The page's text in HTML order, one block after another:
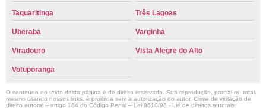
Taquaritinga Três Lagoas
Uberaba Varginha
Viradouro Vista Alegre do Alto
Votuporanga
O conteúdo do texto desta página é de direito reservado. Sua reprodução, parcial ou total,
mesmo citando nossos links, é proibida sem a autorização do autor. Crime de violação de
direito autoral – artigo 184 do Código Penal – Lei 9610/98 - Lei de direitos autorais